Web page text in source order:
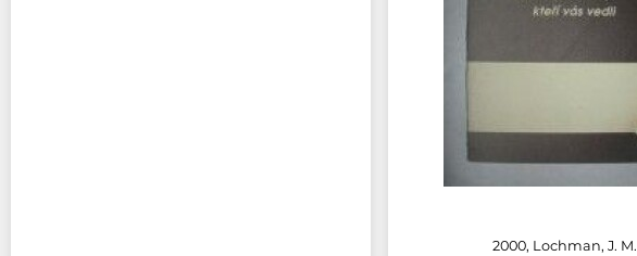
2000, Lochman, J. M.